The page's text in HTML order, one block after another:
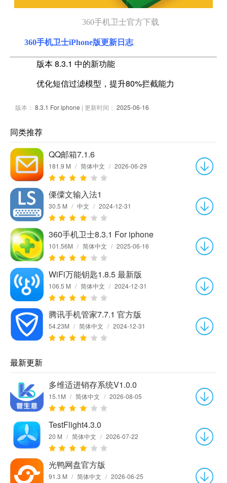
360手机卫士官方下载
360手机卫士iPhone版更新日志
版本 8.3.1 中的新功能
优化短信过滤模型，提升80%拦截能力
版本： 8.3.1 For iphone | 更新时间： 2025-06-16
同类推荐
QQ邮箱7.1.6
181.9 M / 简体中文 / 2026-06-29
傈僳文输入法1
30.5 M / 中文 / 2024-12-31
360手机卫士8.3.1 For iphone
101.56M / 简体中文 / 2025-06-16
WiFi万能钥匙1.8.5 最新版
106.5 M / 简体中文 / 2024-12-31
腾讯手机管家7.7.1 官方版
54.23M / 简体中文 / 2024-12-31
最新更新
多维适进销存系统V1.0.0
15.1M / 简体中文 / 2026-08-05
TestFlight4.3.0
20 M / 简体中文 / 2026-07-22
光鸭网盘官方版
91.3 M / 简体中文 / 2026-06-25